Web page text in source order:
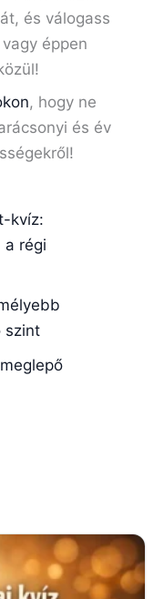
és válogass
éppen
, hogy ne
és év
kvíz:
a régi
szint